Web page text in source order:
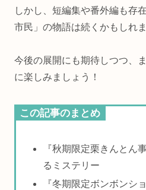
しかし、短編集や番外編も存
市民」の物語は続くかもしれま
今後の展開にも期待しつつ、
に楽しみましょう！
この記事のまとめ
『秋期限定栗きんとん
るミステリー
『冬期限定ボンボンシ